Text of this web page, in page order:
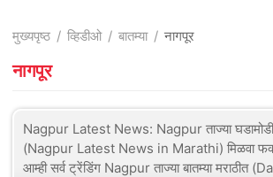
मुख्यपृष्ठ व्हिडीओ बातम्या नागपूर
नागपूर
Nagpur Latest News: Nagpur ताज्या
(Nagpur Latest News in Marathi) मिळवा फक्त
आम्ही सर्व ट्रेंडिंग Nagpur ताज्या बातम्या मराठीत